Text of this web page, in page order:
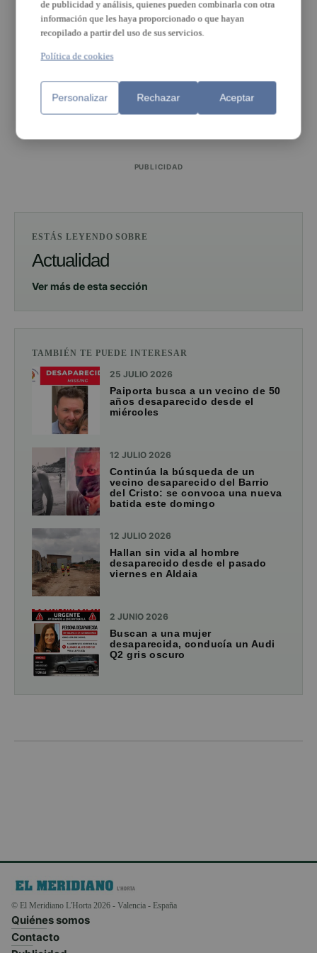
PUBLICIDAD
ESTÁS LEYENDO SOBRE
Actualidad
Ver más de esta sección
TAMBIÉN TE PUEDE INTERESAR
25 JULIO 2026
Paiporta busca a un vecino de 50
años desaparecido desde el
miércoles
12 JULIO 2026
Continúa la búsqueda de un
vecino desaparecido del Barrio
del Cristo: se convoca una nueva
batida este domingo
12 JULIO 2026
Hallan sin vida al hombre
desaparecido desde el pasado
viernes en Aldaia
2 JUNIO 2026
Buscan a una mujer
desaparecida, conducía un Audi
Q2 gris oscuro
© El Meridiano L'Horta 2026 - Valencia - España
Quiénes somos
Contacto
de publicidad y análisis, quienes pueden combinarla con otra
información que les haya proporcionado o que hayan
recopilado a partir del uso de sus servicios.
Política de cookies
Personalizar Rechazar Aceptar